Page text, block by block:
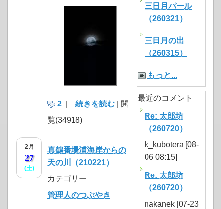
2 続きを読む | 閲
覧(34918)
2月
27
(土)
真鶴番場浦海岸からの
天の川（210221）
カテゴリー
管理人のつぶやき
三日月パール
（260321）
三日月の出
（260315）
もっと...
最近のコメント
Re: 太郎坊
（260720）
k_kubotera [08-
06 08:15]
Re: 太郎坊
（260720）
nakanek [07-23